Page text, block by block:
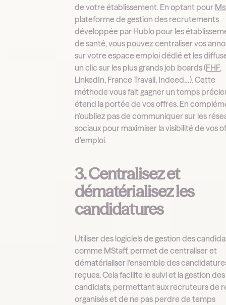
de votre établissement. En optant pour
plateforme de gestion des recrutements
développée par Hublo pour les
de santé, vous pouvez centraliser vos
sur votre espace emploi dédié et les
un clic sur les plus grands job boards (FHF,
LinkedIn, France Travail, Indeed…). Cette
méthode vous fait gagner un temps
étend la portée de vos offres. En
n’oubliez pas de communiquer sur les
sociaux pour maximiser la visibilité de vos
d’emploi.
3. Centralisez et
dématérialisez les
candidatures
Utiliser des logiciels de gestion des
comme MStaff, permet de centraliser et
dématérialiser l'ensemble des
reçues. Cela facilite le suivi et la gestion des
candidats, permettant aux recruteurs de
organisés et de ne pas perdre de temps